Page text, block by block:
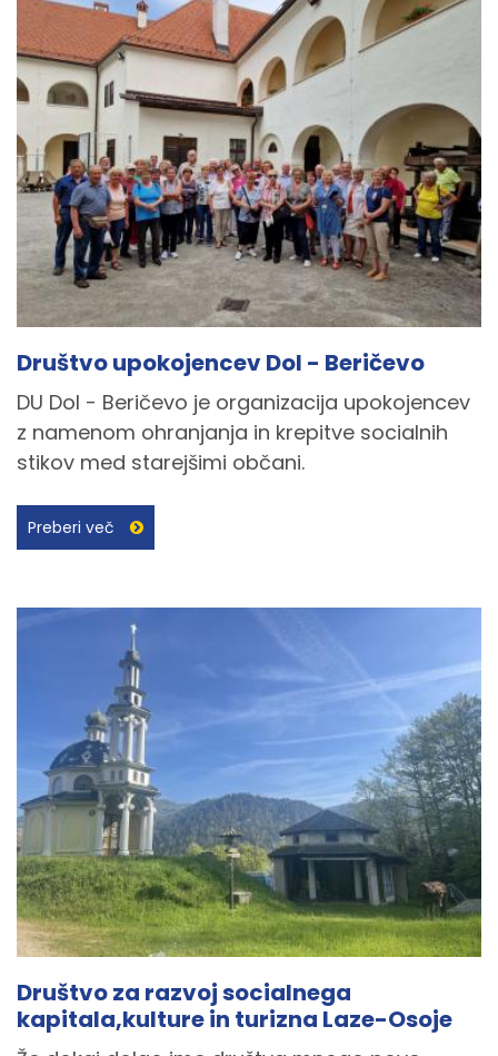
Društvo upokojencev Dol - Beričevo
DU Dol - Beričevo je organizacija upokojencev
z namenom ohranjanja in krepitve socialnih
stikov med starejšimi občani.
Preberi več
Društvo za razvoj socialnega
kapitala,kulture in turizna Laze-Osoje